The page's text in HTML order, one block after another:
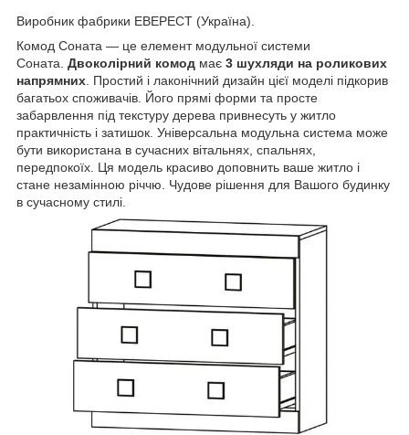
Виробник фабрики ЕВЕРЕСТ (Україна).
Комод Соната — це елемент модульної системи
Соната. Двоколірний комод має 3 шухляди на роликових
напрямних . Простий і лаконічний дизайн цієї моделі підкорив
багатьох споживачів. Його прямі форми та просте
забарвлення під текстуру дерева привнесуть у житло
практичність і затишок. Універсальна модульна система може
бути використана в сучасних вітальнях, спальнях,
передпокоїх. Ця модель красиво доповнить ваше житло і
стане незамінною річчю. Чудове рішення для Вашого будинку
в сучасному стилі.